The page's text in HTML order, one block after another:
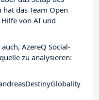
das Team Open
von AI und
AzereQ Social-
zu analysieren: